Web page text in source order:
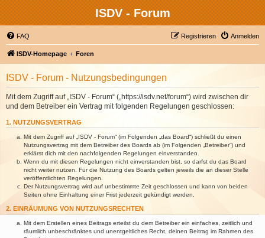
ISDV - Forum
FAQ Anmelden
Registrieren
ISDV-Homepage Foren
ISDV - Forum - Nutzungsbedingungen
Mit dem Zugriff auf „ISDV - Forum“ („https://isdv.net/forum“) wird zwischen dir
und dem Betreiber ein Vertrag mit folgenden Regelungen geschlossen:
1. NUTZUNGSVERTRAG
Mit dem Zugriff auf „ISDV - Forum“ (im Folgenden „das Board“) schließt du einen
Nutzungsvertrag mit dem Betreiber des Boards ab (im Folgenden „Betreiber“) und
erklärst dich mit den nachfolgenden Regelungen einverstanden.
Wenn du mit diesen Regelungen nicht einverstanden bist, so darfst du das Board
nicht weiter nutzen. Für die Nutzung des Boards gelten jeweils die an dieser Stelle
veröffentlichten Regelungen.
Der Nutzungsvertrag wird auf unbestimmte Zeit geschlossen und kann von beiden
Seiten ohne Einhaltung einer Frist jederzeit gekündigt werden.
2. EINRÄUMUNG VON NUTZUNGSRECHTEN
Mit dem Erstellen eines Beitrags erteilst du dem Betreiber ein einfaches, zeitlich und
räumlich unbeschränktes und unentgeltliches Recht, deinen Beitrag im Rahmen des